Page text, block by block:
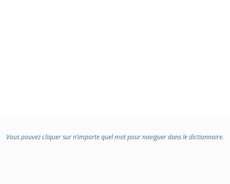
Vous pouvez cliquer sur n’importe quel mot pour naviguer dans le dictionnaire.